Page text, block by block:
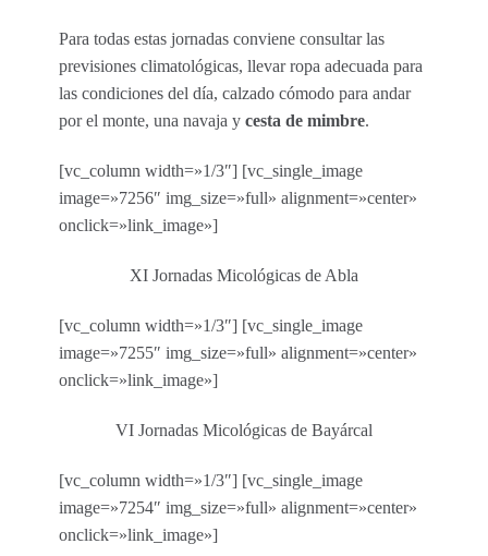
Para todas estas jornadas conviene consultar las
previsiones climatológicas, llevar ropa adecuada para
las condiciones del día, calzado cómodo para andar
por el monte, una navaja y cesta de mimbre.
[vc_column width=»1/3″] [vc_single_image
image=»7256″ img_size=»full» alignment=»center»
onclick=»link_image»]
XI Jornadas Micológicas de Abla
[vc_column width=»1/3″] [vc_single_image
image=»7255″ img_size=»full» alignment=»center»
onclick=»link_image»]
VI Jornadas Micológicas de Bayárcal
[vc_column width=»1/3″] [vc_single_image
image=»7254″ img_size=»full» alignment=»center»
onclick=»link_image»]